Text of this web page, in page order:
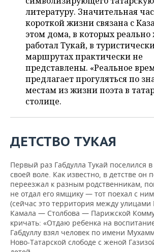
ОТКРЫТАЯ ЛЕКЦИЯ
БАСКЕТБОЛ
ВОЛЕЙБОЛ
КИБЕРСПОРТ
ФИГУРНОЕ КАТАНИЕ
ВОДНЫЕ ВИДЫ СПОРТА
ИНФРАСТРУКТУРА
ИСТОРИЯ
КУЛЬТУРА
МЕДИЦИНА
ОБРАЗОВАНИЕ
СПРАВОЧНИК
СПИСОК ПЕРСОН
СПИСОК КОМПАНИЙ
ПОЛНАЯ ВЕРСИЯ
литературу. Значительная
короткой жизни связана с
этом дома, в которых
работал Тукай, в
маршрутах практически не
представлены. «Реальное
предлагает прогуляться по
местам из жизни поэта в
столице.
ДЕТСТВО ТУКАЯ
Первый раз Габдулла Тукай поселился
своей воле. Как известно, в детстве он
переезжал к разным родственникам,
не отдал его ямщику — тот поехал с
(сейчас это территория между
Камала — Столбова — Парижской
кричать: «Отдаю ребенка на
Габдуллу взял человек по имени
Ново-Татарской слободе с женой